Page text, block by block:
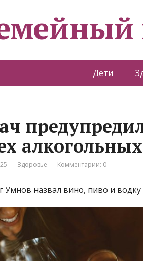
Дети
Здоровье Комментарии: 0
Умнов назвал вино, пиво и